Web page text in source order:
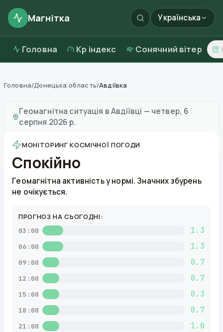
Магнітка Українська
Головна Kp індекс Сонячний вітер
Головна/Донецька область/Авдіївка
Геомагнітна ситуація вАвдіївці — четвер, 6
серпня 2026 р.
МОНІТОРИНГ КОСМІЧНОЇ ПОГОДИ
Спокійно
Геомагнітна активність у нормі. Значних збурень
не очікується.
ПРОГНОЗ НА СЬОГОДНІ:
03:00 1.3
06:00 1.3
09:00 0.7
12:00 0.7
15:00 0.3
18:00 0.7
21:00 1.0